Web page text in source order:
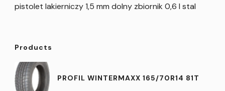
pistolet lakierniczy 1,5 mm dolny zbiornik 0,6 l stal
Products
PROFIL WINTERMAXX 165/70R14 81T